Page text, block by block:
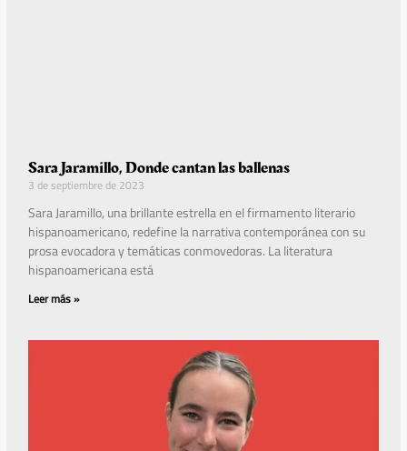
Sara Jaramillo, Donde cantan las ballenas
3 de septiembre de 2023
Sara Jaramillo, una brillante estrella en el firmamento literario
hispanoamericano, redefine la narrativa contemporánea con su
prosa evocadora y temáticas conmovedoras. La literatura
hispanoamericana está
Leer más »